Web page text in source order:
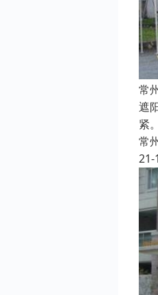
常
遮
紧
常
21-